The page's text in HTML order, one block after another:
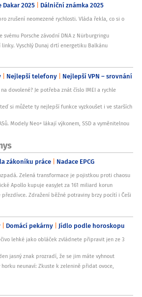
Dakar 2025 Dálniční známka 2025
zrušení neomezené rychlosti. Vláda řekla, co si o
Porsche závodní DNA z Nürburgringu
linky. Vyschlý Dunaj drtí energetiku Balkánu
Nejlepší telefony Nejlepší VPN – srovnání
dovolené? Je potřeba znát číslo IMEI a rychle
si můžete ty nejlepší funkce vyzkoušet i ve starších
Modely Neo+ lákají výkonem, SSD a vyměnitelnou
zákoníku práce Nadace EPCG
Zelená transformace je pojistkou proti chaosu
Apollo kupuje easyJet za 161 miliard korun
Zdražení běžné potraviny brzy pocítí i Češi
Domácí pekárny Jídlo podle horoskopu
lehké jako obláček zvládnete připravit jen ze 3
jasný znak prozradí, že se jim máte vyhnout
neunaví: Zkuste k zelenině přidat ovoce,